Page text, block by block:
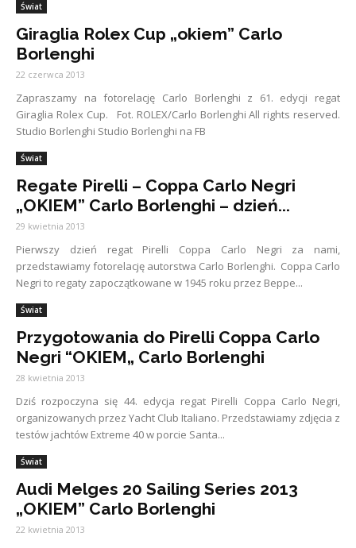
Świat
Giraglia Rolex Cup „okiem” Carlo
Borlenghi
22 czerwca 2013
Zapraszamy na fotorelację Carlo Borlenghi z 61. edycji regat
Giraglia Rolex Cup. Fot. ROLEX/Carlo Borlenghi All rights reserved.
Studio Borlenghi Studio Borlenghi na FB
Świat
Regate Pirelli – Coppa Carlo Negri
„OKIEM” Carlo Borlenghi – dzień...
29 kwietnia 2013
Pierwszy dzień regat Pirelli Coppa Carlo Negri za nami,
przedstawiamy fotorelację autorstwa Carlo Borlenghi. Coppa Carlo
Negri to regaty zapoczątkowane w 1945 roku przez Beppe...
Świat
Przygotowania do Pirelli Coppa Carlo
Negri “OKIEM„ Carlo Borlenghi
28 kwietnia 2013
Dziś rozpoczyna się 44. edycja regat Pirelli Coppa Carlo Negri,
organizowanych przez Yacht Club Italiano. Przedstawiamy zdjęcia z
testów jachtów Extreme 40 w porcie Santa...
Świat
Audi Melges 20 Sailing Series 2013
„OKIEM” Carlo Borlenghi
22 kwietnia 2013